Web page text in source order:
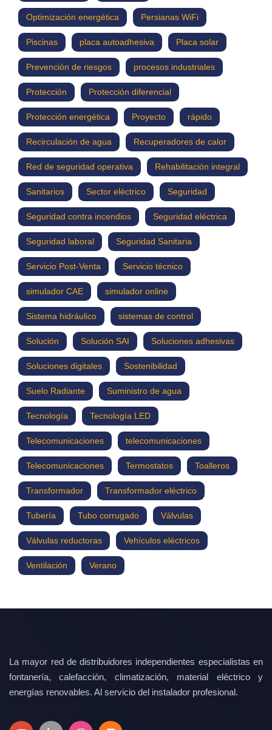
Optimización energética Persianas WiFi
Piscinas placa autoadhesiva Placa solar
Prevención de riesgos procesos industriales
Protección Protección diferencial
Protección energética Proyecto rápido
Recirculación de agua Recuperadores de calor
Red de seguridad operativa Rehabilitación integral
Sanitarios Sector eléctrico Seguridad
Seguridad contra incendios Seguridad eléctrica
Seguridad laboral Seguridad Sanitaria
Servicio Post-Venta Servicio técnico
simulador CAE simulador online
Sistema hidráulico sistemas de control
Solución Solución SAI Soluciones adhesivas
Soluciones digitales Sostenibilidad
Suelo Radiante Suministro de agua
Tecnología Tecnología LED
Telecomunicaciones telecomunicaciones
Telecomunicaciones Termostatos Toalleros
Transformador Transformador eléctrico
Tubería Tubo corrugado Válvulas
Válvulas reductoras Vehículos eléctricos
Ventilación Verano
La mayor red de distribuidores independientes especialistas en
fontanería, calefacción, climatización, material eléctrico y
energías renovables. Al servicio del instalador profesional.